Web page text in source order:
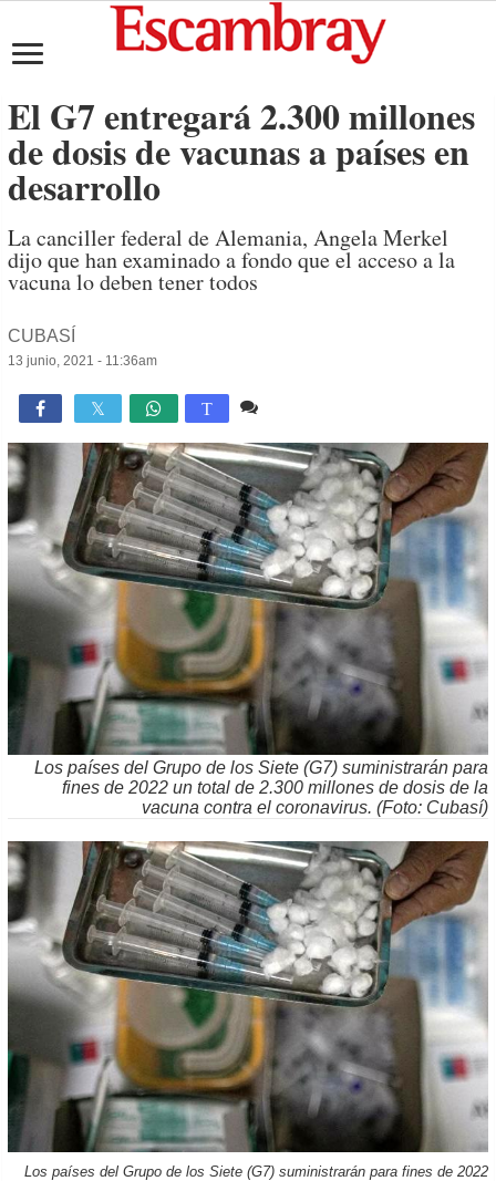
El G7 entregará 2.300 millones
de dosis de vacunas a países en
desarrollo
La canciller federal de Alemania, Angela Merkel
dijo que han examinado a fondo que el acceso a la
vacuna lo deben tener todos
CUBASÍ
13 junio, 2021 - 11:36am
 T
Los países del Grupo de los Siete (G7) suministrarán para
fines de 2022 un total de 2.300 millones de dosis de la
vacuna contra el coronavirus. (Foto: Cubasí)
Los países del Grupo de los Siete (G7) suministrarán para fines de 2022